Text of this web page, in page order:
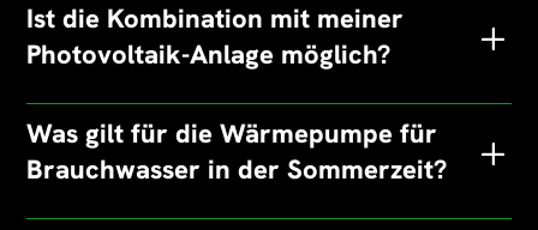
Ist die Kombination mit meiner
Photovoltaik-Anlage möglich?
Was gilt für die Wärmepumpe für
Brauchwasser in der Sommerzeit?